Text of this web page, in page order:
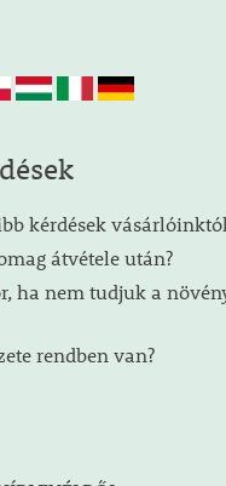
kérdések vásárlóinktól
átvétele után?
ha nem tudjuk a
rendben van?